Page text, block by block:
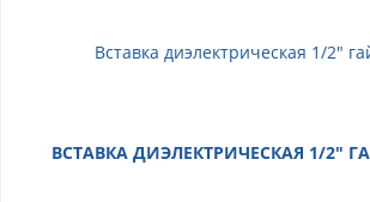
ВСТАВКА ДИЭЛЕКТРИЧЕСКАЯ 1/2"